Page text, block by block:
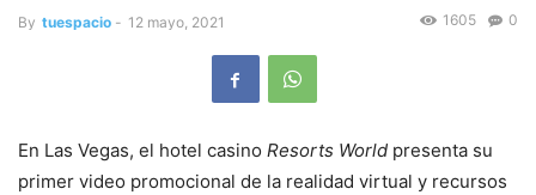
By tuespacio - 12 mayo, 2021 0
1605
En Las Vegas, el hotel casino Resorts World presenta su
primer video promocional de la realidad virtual y recursos